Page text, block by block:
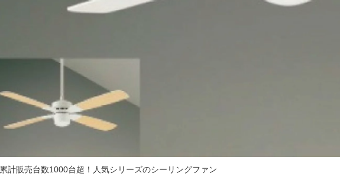
累計販売台数1000台超！人気シリーズのシーリングファン